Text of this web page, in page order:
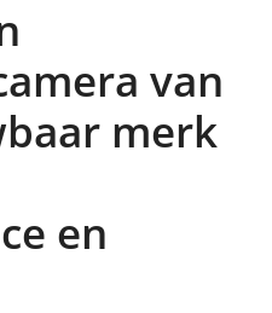
van
merk
en